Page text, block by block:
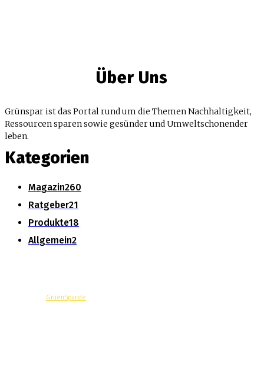
Über Uns
Grünspar ist das Portal rund um die Themen Nachhaltigkeit,
Ressourcen sparen sowie gesünder und Umweltschonender
leben.
Kategorien
Magazin260
Ratgeber21
Produkte18
Allgemein2
GruenSpar.de